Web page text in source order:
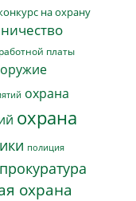
на охрану
платы
оружие
охрана
охрана
полиция
прокуратура
охрана